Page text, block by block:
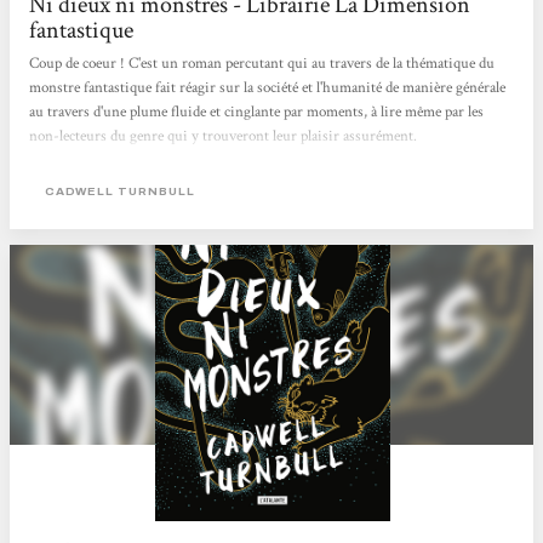
fantastique
Coup de coeur ! C'est un roman percutant qui au travers de la thématique du
monstre fantastique fait réagir sur la société et l'humanité de manière générale
au travers d'une plume fluide et cinglante par moments, à lire même par les
non-lecteurs du genre qui y trouveront leur plaisir assurément.
CADWELL TURNBULL